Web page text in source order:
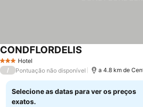
3 EstrelasHotel
CONDFLORDELIS
/ Pontuação não disponível a 4.8 km de
Selecione as datas para ver os preços
exatos.